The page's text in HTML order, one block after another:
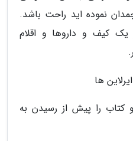
نموده اید راحت باشد.
کیف و داروها و اقلام
ها
کتاب را پیش از رسیدن به